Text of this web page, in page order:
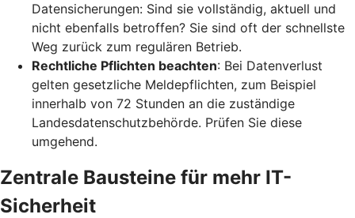
Datensicherungen: Sind sie vollständig, aktuell und
nicht ebenfalls betroffen? Sie sind oft der schnellste
Weg zurück zum regulären Betrieb.
Rechtliche Pflichten beachten: Bei Datenverlust
gelten gesetzliche Meldepflichten, zum Beispiel
innerhalb von 72 Stunden an die zuständige
Landesdatenschutzbehörde. Prüfen Sie diese
umgehend.
Zentrale Bausteine für mehr IT-
Sicherheit